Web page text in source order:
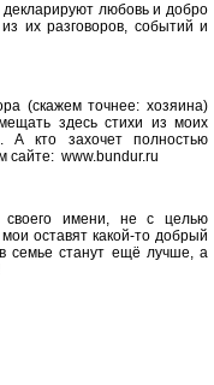
декларируют любовь и добро
их разговоров, событий и
(скажем точнее: хозяина)
здесь стихи из моих
А кто захочет полностью
сайте: www.bundur.ru
имени, не с целью
оставят какой-то добрый
семье станут ещё лучше, а